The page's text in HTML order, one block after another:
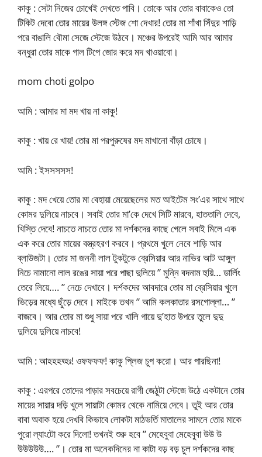
কাকু : সেটা নিজের চোখেই দেখতে পাবি। তোকে আর তোর বাবাকেও তো
টিকিট দেবো তোর মায়ের উলঙ্গ স্টেজ শো দেখার! তোর মা শাঁখা সিঁদুর শাড়ি
পরে বাঙালি বৌমা সেজে স্টেজে উঠবে। মঞ্চের উপরেই আমি আর আমার
বন্ধুরা তোর মাকে গাল টিপে জোর করে মদ খাওয়াবো।
mom choti golpo
আমি : আমার মা মদ খায় না কাকু!
কাকু : খায় রে খায়! তোর মা পরপুরুষের মদ মাখানো বাঁড়া চোষে।
আমি : ইসসসসস!
কাকু : মদ খেয়ে তোর মা বেহায়া মেয়েছেলের মত আইটেম সং’এর সাথে সাথে
কোমর দুলিয়ে নাচবে। সবাই তোর মা’কে দেখে সিটি মারবে, হাততালি দেবে,
খিস্তি দেবে! নাচতে নাচতে তোর মা দর্শকদের কাছে গেলে সবাই মিলে এক
এক করে তোর মায়ের বস্ত্রহরণ করবে। প্রথমে খুলে নেবে শাড়ি আর
ব্লাউজটা। তোর মা জননী লাল টুকটুকে ব্রেসিয়ার আর নাভির আট আঙ্গুল
নিচে নামানো লাল রঙের সায়া পরে পাছা দুলিয়ে ” মুন্নি বদনাম হুয়ি… ডার্লিং
তেরে লিয়ে…. ” নেচে দেখাবে। দর্শকদের আবদারে তোর মা ব্রেসিয়ার খুলে
ভিড়ের মধ্যে ছুঁড়ে দেবে। মাইকে তখন ” আমি কলকাতার রসগোল্লা… ”
বাজবে। আর তোর মা শুধু সায়া পরে খালি গায়ে দু’হাত উপরে তুলে দুদু
দুলিয়ে দুলিয়ে নাচবে!
আমি : আহহহহ্হঃ! ওফফফফ! কাকু প্লিজ চুপ করো। আর পারছিনা!
কাকু : এরপরে তোদের পাড়ার সবচেয়ে রাগী জেঠুটা স্টেজে উঠে একটানে তোর
মায়ের সায়ার দড়ি খুলে সায়াটা কোমর থেকে নামিয়ে দেবে। তুই আর তোর
বাবা অবাক হয়ে দেখবি কিভাবে লোকটা মাঠভর্তি মাতালের সামনে তোর মাকে
পুরো ল্যাংটো করে দিলো! তখনই শুরু হবে ” মেহেবুবা মেহেবুবা উউ উ
উউউউউ…. ”। তোর মা অনেকদিনের না কাটা বড় বড় চুল দর্শকদের কাছ